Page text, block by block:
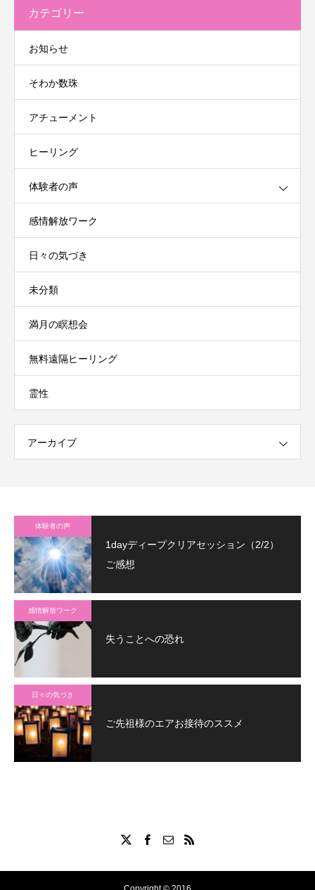
カテゴリー
お知らせ
そわか数珠
アチューメント
ヒーリング
体験者の声
感情解放ワーク
日々の気づき
未分類
満月の瞑想会
無料遠隔ヒーリング
霊性
アーカイブ
体験者の声
1dayディープクリアセッション（2/2）
ご感想
感情解放ワーク
失うことへの恐れ
日々の気づき
ご先祖様のエアお接待のススメ